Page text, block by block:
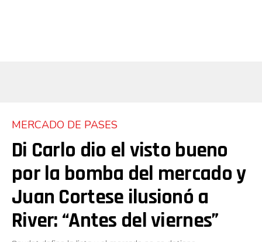
MERCADO DE PASES
Di Carlo dio el visto bueno
por la bomba del mercado y
Juan Cortese ilusionó a
River: “Antes del viernes”